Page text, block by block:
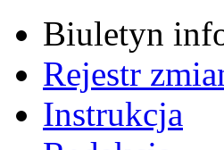
Biuletyn
Rejestr
Instrukcja